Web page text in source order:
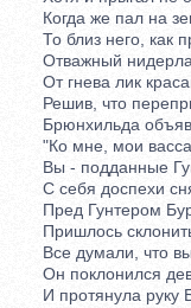
Когда же пал на
То близ него, как
Отважный
От гнева лик
Решив, что
Брюнхильда
"Ко мне, мои
Вы - подданные
С себя доспехи
Пред Гунтером
Пришлось
Все думали, что
Он поклонился
И протянула руку